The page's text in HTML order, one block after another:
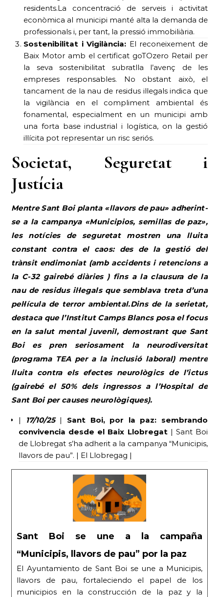
residents.La concentració de serveis i activitat
econòmica al municipi manté alta la demanda de
professionals i, per tant, la pressió immobiliària.
Sostenibilitat i Vigilància: El reconeixement de
Baix Motor amb el certificat goTOzero Retail per
la seva sostenibilitat subratlla l’avenç de les
empreses responsables. No obstant això, el
tancament de la nau de residus il·legals indica que
la vigilància en el compliment ambiental és
fonamental, especialment en un municipi amb
una forta base industrial i logística, on la gestió
il·lícita pot representar un risc seriós.
Societat, Seguretat i
Justícia
Mentre Sant Boi planta «llavors de pau» adherint-
se a la campanya «Municipios, semillas de paz»,
les notícies de seguretat mostren una lluita
constant contra el caos: des de la gestió del
trànsit endimoniat (amb accidents i retencions a
la C-32 gairebé diàries ) fins a la clausura de la
nau de residus il·legals que semblava treta d’una
pel·lícula de terror ambiental.Dins de la serietat,
destaca que l’Institut Camps Blancs posa el focus
en la salut mental juvenil, demostrant que Sant
Boi es pren seriosament la neurodiversitat
(programa TEA per a la inclusió laboral) mentre
lluita contra els efectes neurològics de l’ictus
(gairebé el 50% dels ingressos a l’Hospital de
Sant Boi per causes neurològiques).
| 17/10/25| Sant Boi, por la paz: sembrando
convivencia desde el Baix Llobregat| Sant Boi
de Llobregat s’ha adherit a la campanya “Municipis,
llavors de pau”. | El Llobregag |
Sant Boi se une a la campaña
“Municipis, llavors de pau” por la paz
El Ayuntamiento de Sant Boi se une a Municipis,
llavors de pau, fortaleciendo el papel de los
municipios en la construcción de la paz y la